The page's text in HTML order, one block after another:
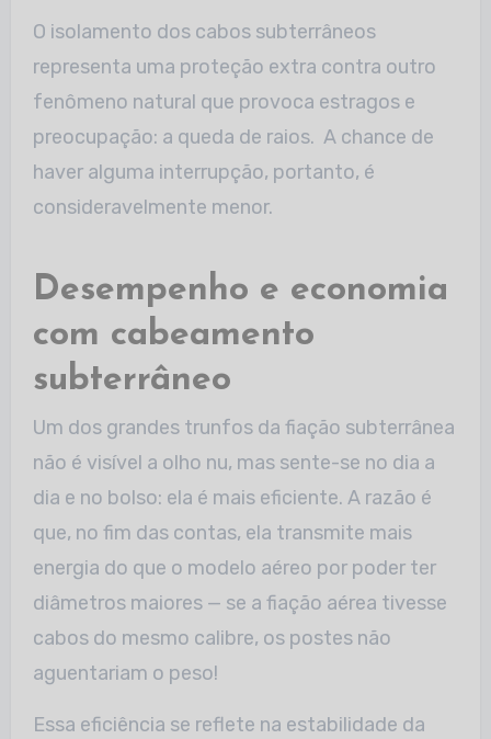
O isolamento dos cabos subterrâneos
representa uma proteção extra contra outro
fenômeno natural que provoca estragos e
preocupação: a queda de raios. A chance de
haver alguma interrupção, portanto, é
consideravelmente menor.
Desempenho e economia
com cabeamento
subterrâneo
Um dos grandes trunfos da fiação subterrânea
não é visível a olho nu, mas sente-se no dia a
dia e no bolso: ela é mais eficiente. A razão é
que, no fim das contas, ela transmite mais
energia do que o modelo aéreo por poder ter
diâmetros maiores — se a fiação aérea tivesse
cabos do mesmo calibre, os postes não
aguentariam o peso!
Essa eficiência se reflete na estabilidade da